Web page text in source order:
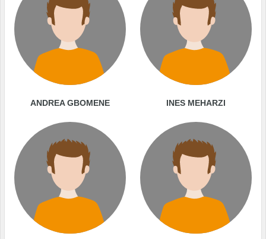
ANDREA GBOMENE INES MEHARZI